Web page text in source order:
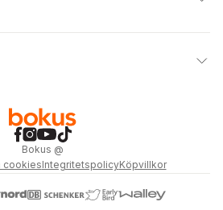
Bokus @
cookiesIntegritetspolicyKöpvillkor